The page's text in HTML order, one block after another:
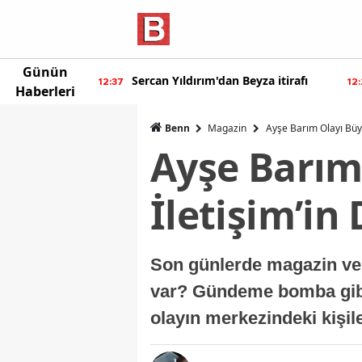
Günün
Haberleri
itirafı 12:20 Burcu Özberk geri döndü!
Benn Magazin Ayşe Barım Olayı
Ayşe
İletişim’in
Son günlerde magazin
var? Gündeme bomba
olayın merkezindeki